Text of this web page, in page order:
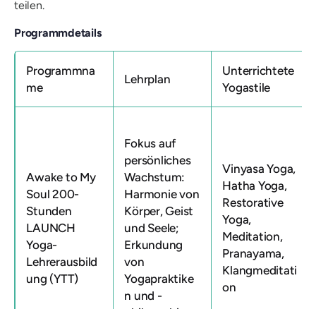
teilen.
Programmdetails
Programmna
me
Lehrplan
Unterrichtete
Yogastile
Awake to My
Soul 200-
Stunden
LAUNCH
Yoga-
Lehrerausbild
ung (YTT)
Fokus auf
persönliches
Wachstum:
Harmonie von
Körper, Geist
und Seele;
Erkundung
von
Yogapraktike
n und -
Vinyasa Yoga,
Hatha Yoga,
Restorative
Yoga,
Meditation,
Pranayama,
Klangmeditati
on